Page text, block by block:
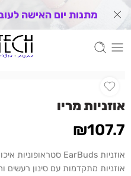
מתנות יום האישה
אוזניות מריו
₪107.7
אוזניות EarBuds סטראופוניות איכותיות
אוזניות מתקדמות עם סינון רעשים